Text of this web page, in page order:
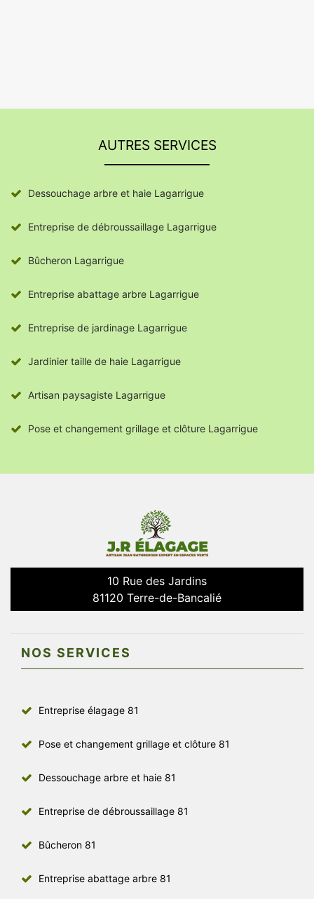
AUTRES SERVICES
Dessouchage arbre et haie Lagarrigue
Entreprise de débroussaillage Lagarrigue
Bûcheron Lagarrigue
Entreprise abattage arbre Lagarrigue
Entreprise de jardinage Lagarrigue
Jardinier taille de haie Lagarrigue
Artisan paysagiste Lagarrigue
Pose et changement grillage et clôture Lagarrigue
10 Rue des Jardins
81120 Terre-de-Bancalié
NOS SERVICES
Entreprise élagage 81
Pose et changement grillage et clôture 81
Dessouchage arbre et haie 81
Entreprise de débroussaillage 81
Bûcheron 81
Entreprise abattage arbre 81